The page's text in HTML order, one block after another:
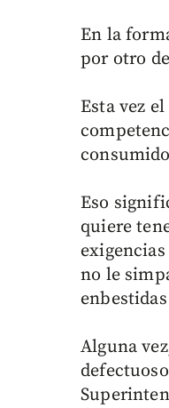
En la
por otro
Esta vez
Eso
quiere
no le
Alguna